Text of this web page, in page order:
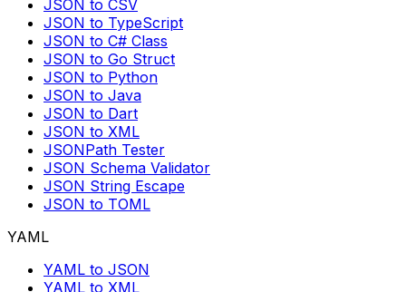
JSON to CSV
JSON to TypeScript
JSON to C# Class
JSON to Go Struct
JSON to Python
JSON to Java
JSON to Dart
JSON to XML
JSONPath Tester
JSON Schema Validator
JSON String Escape
JSON to TOML
YAML
YAML to JSON
YAML to XML